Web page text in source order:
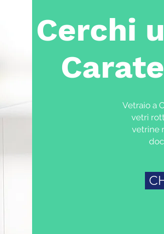
Cerchi
Vetraio a
vetri
vetrine